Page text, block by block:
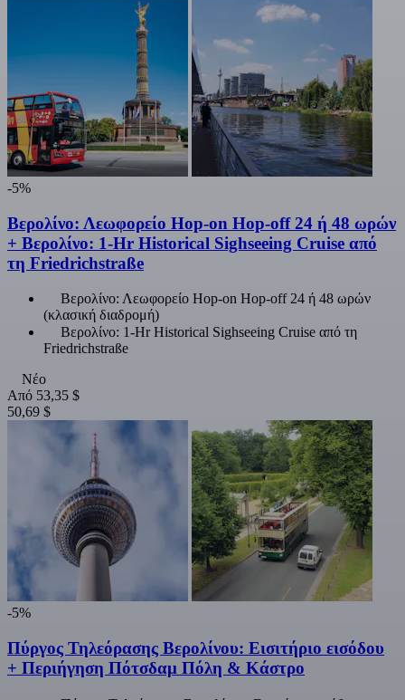
-5%
Βερολίνο: Λεωφορείο Hop-on Hop-off 24 ή 48 ωρών
+ Βερολίνο: 1-Hr Historical Sighseeing Cruise από
τη Friedrichstraße
Βερολίνο: Λεωφορείο Hop-on Hop-off 24 ή 48 ωρών
(κλασική διαδρομή)
Βερολίνο: 1-Hr Historical Sighseeing Cruise από τη
Friedrichstraße
Νέο
Από 53,35 $
50,69 $
-5%
Πύργος Τηλεόρασης Βερολίνου: Εισιτήριο εισόδου
+ Περιήγηση Πότσδαμ Πόλη & Κάστρο